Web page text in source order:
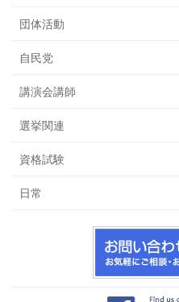
団体活動
自民党
講演会講師
選挙関連
資格試験
日常